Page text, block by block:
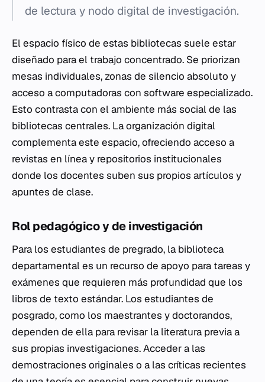
de lectura y nodo digital de investigación.
El espacio físico de estas bibliotecas suele estar
diseñado para el trabajo concentrado. Se priorizan
mesas individuales, zonas de silencio absoluto y
acceso a computadoras con software especializado.
Esto contrasta con el ambiente más social de las
bibliotecas centrales. La organización digital
complementa este espacio, ofreciendo acceso a
revistas en línea y repositorios institucionales
donde los docentes suben sus propios artículos y
apuntes de clase.
Rol pedagógico y de investigación
Para los estudiantes de pregrado, la biblioteca
departamental es un recurso de apoyo para tareas y
exámenes que requieren más profundidad que los
libros de texto estándar. Los estudiantes de
posgrado, como los maestrantes y doctorandos,
dependen de ella para revisar la literatura previa a
sus propias investigaciones. Acceder a las
demostraciones originales o a las críticas recientes